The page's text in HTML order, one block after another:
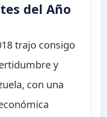
del Año
trajo consigo
y
con una